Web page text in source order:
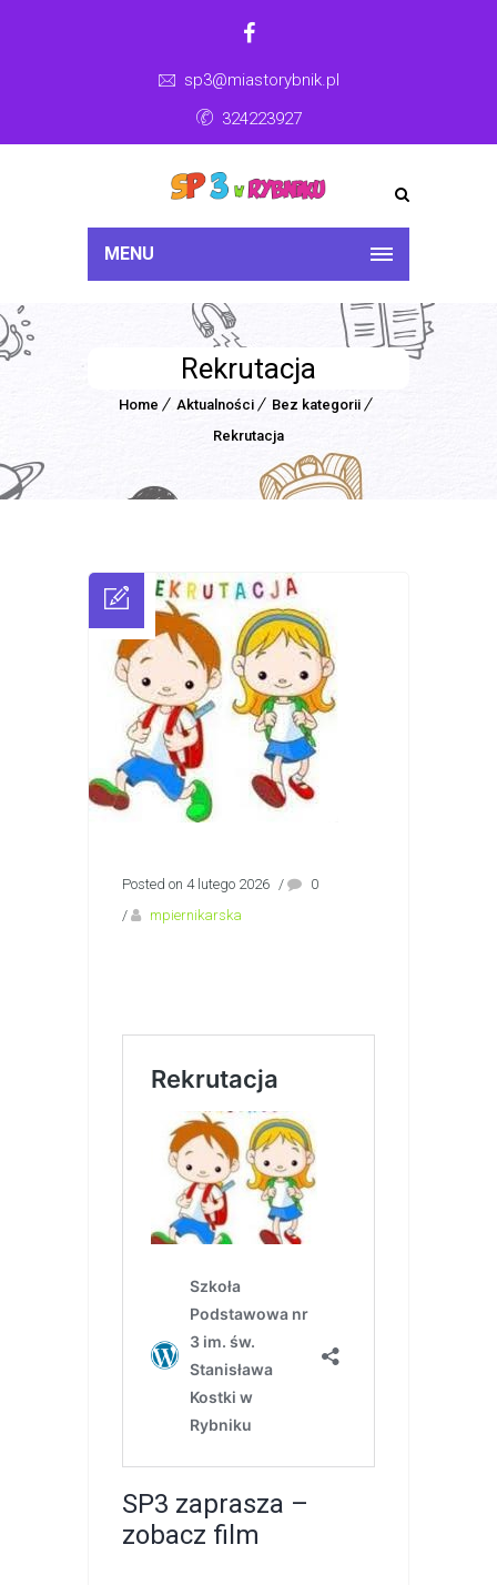
sp3@miastorybnik.pl
324223927
MENU
Rekrutacja
Home Aktualności
Bez kategorii
Rekrutacja
Posted on 4 lutego 2026 /
0
/
mpiernikarska
SP3 zaprasza –
zobacz film